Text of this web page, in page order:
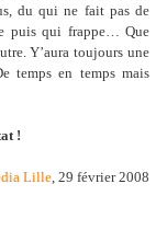
du qui ne fait pas de
puis qui frappe… Que
Y’aura toujours une
temps en temps mais
!
Lille, 29 février 2008